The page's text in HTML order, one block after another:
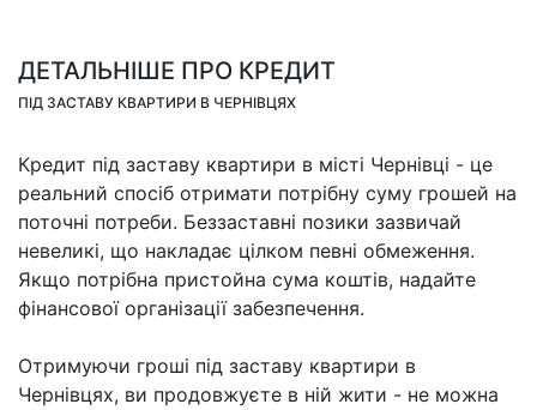
ДЕТАЛЬНІШЕ ПРО КРЕДИТ
ПІД ЗАСТАВУ КВАРТИРИ В ЧЕРНІВЦЯХ
Кредит під заставу квартири в місті Чернівці - це
реальний спосіб отримати потрібну суму грошей на
поточні потреби. Беззаставні позики зазвичай
невеликі, що накладає цілком певні обмеження.
Якщо потрібна пристойна сума коштів, надайте
фінансової організації забезпечення.
Отримуючи гроші під заставу квартири в
Чернівцях, ви продовжуєте в ній жити - не можна